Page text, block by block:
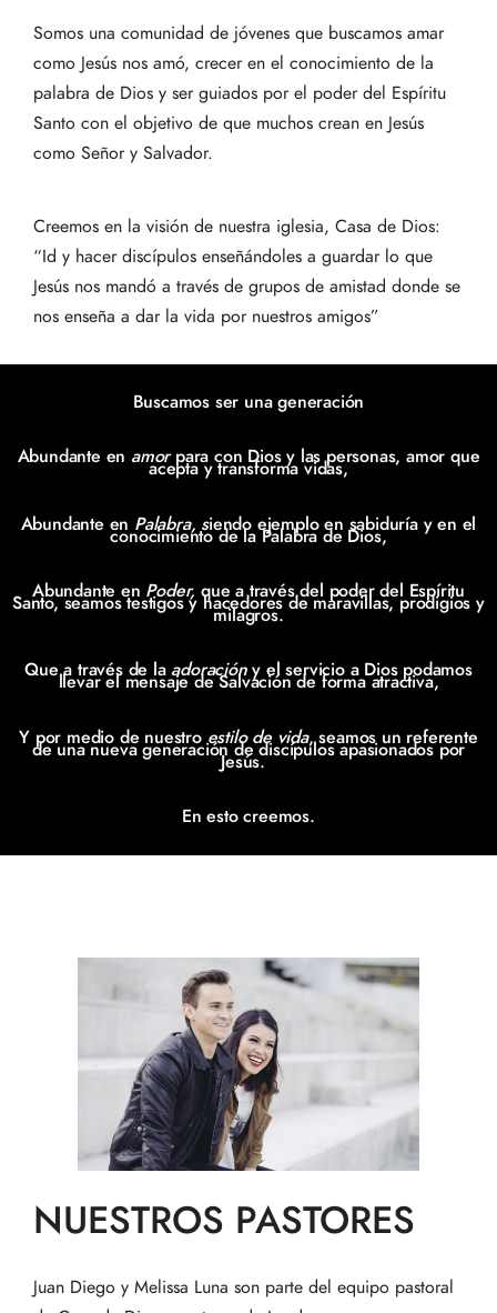
Somos una comunidad de jóvenes que buscamos amar
como Jesús nos amó, crecer en el conocimiento de la
palabra de Dios y ser guiados por el poder del Espíritu
Santo con el objetivo de que muchos crean en Jesús
como Señor y Salvador.
Creemos en la visión de nuestra iglesia, Casa de Dios:
“Id y hacer discípulos enseñándoles a guardar lo que
Jesús nos mandó a través de grupos de amistad donde se
nos enseña a dar la vida por nuestros amigos”
Buscamos ser una generación
Abundante en amorpara con Dios y las personas, amor que
acepta y transforma vidas,
Abundante en Palabra, siendo ejemplo en sabiduría y en el
conocimiento de la Palabra de Dios,
Abundante en Poder, que a través del poder del Espíritu
Santo, seamos testigos y hacedores de maravillas, prodigios y
milagros.
Que a través de la adoracióny el servicio a Dios podamos
llevar el mensaje de Salvación de forma atractiva,
Y por medio de nuestroestilo de vida, seamos un referente
de una nueva generación de discípulos apasionados por
Jesús.
En esto creemos.
NUESTROS PASTORES
Juan Diego y Melissa Luna son parte del equipo pastoral